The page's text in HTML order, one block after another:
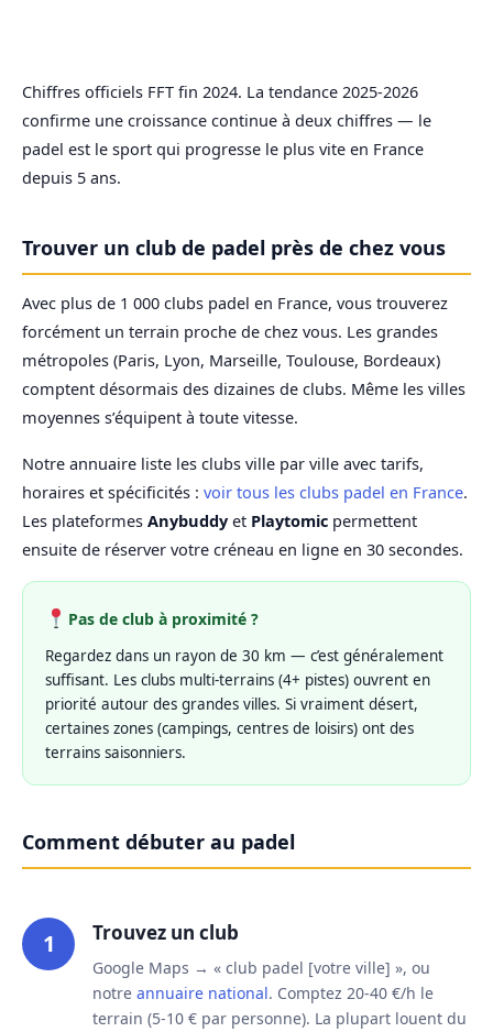
Chiffres officiels FFT fin 2024. La tendance 2025-2026
confirme une croissance continue à deux chiffres — le
padel est le sport qui progresse le plus vite en France
depuis 5 ans.
Trouver un club de padel près de chez vous
Avec plus de 1 000 clubs padel en France, vous trouverez
forcément un terrain proche de chez vous. Les grandes
métropoles (Paris, Lyon, Marseille, Toulouse, Bordeaux)
comptent désormais des dizaines de clubs. Même les villes
moyennes s’équipent à toute vitesse.
Notre annuaire liste les clubs ville par ville avec tarifs,
horaires et spécificités : voir tous les clubs padel en France.
Les plateformes Anybuddy et Playtomic permettent
ensuite de réserver votre créneau en ligne en 30 secondes.
Pas de club à proximité ?
Regardez dans un rayon de 30 km — c’est généralement
suffisant. Les clubs multi-terrains (4+ pistes) ouvrent en
priorité autour des grandes villes. Si vraiment désert,
certaines zones (campings, centres de loisirs) ont des
terrains saisonniers.
Comment débuter au padel
1 Trouvez un club
Google Maps → « club padel [votre ville] », ou
notre annuaire national. Comptez 20-40 €/h le
terrain (5-10 € par personne). La plupart louent du